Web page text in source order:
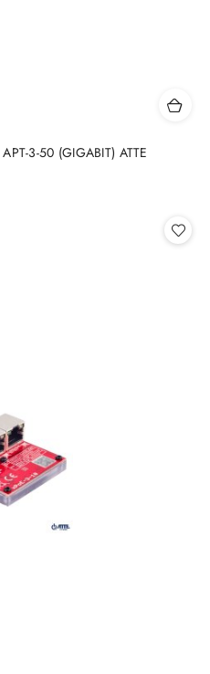
3-50 (GIGABIT) ATTE